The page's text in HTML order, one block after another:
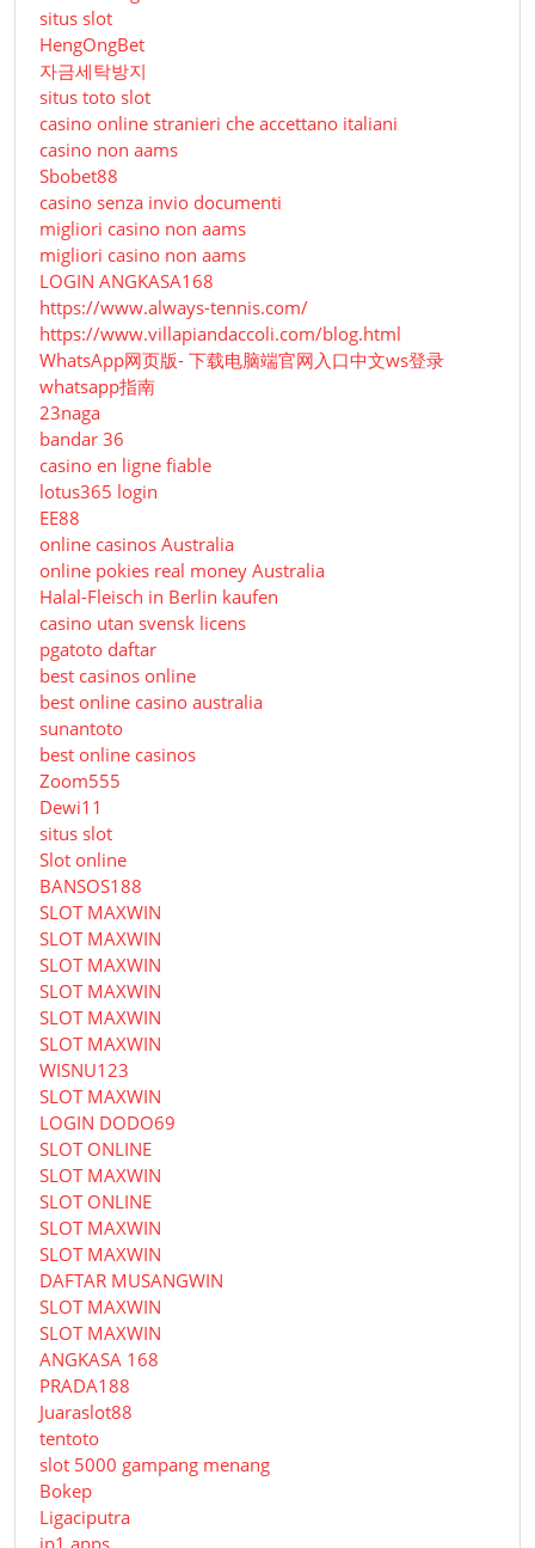
situs slot
HengOngBet
자금세탁방지
situs toto slot
casino online stranieri che accettano italiani
casino non aams
Sbobet88
casino senza invio documenti
migliori casino non aams
migliori casino non aams
LOGIN ANGKASA168
https://www.always-tennis.com/
https://www.villapiandaccoli.com/blog.html
WhatsApp网页版- 下载电脑端官网入口中文ws登录
whatsapp指南
23naga
bandar 36
casino en ligne fiable
lotus365 login
EE88
online casinos Australia
online pokies real money Australia
Halal-Fleisch in Berlin kaufen
casino utan svensk licens
pgatoto daftar
best casinos online
best online casino australia
sunantoto
best online casinos
Zoom555
Dewi11
situs slot
Slot online
BANSOS188
SLOT MAXWIN
SLOT MAXWIN
SLOT MAXWIN
SLOT MAXWIN
SLOT MAXWIN
SLOT MAXWIN
WISNU123
SLOT MAXWIN
LOGIN DODO69
SLOT ONLINE
SLOT MAXWIN
SLOT ONLINE
SLOT MAXWIN
SLOT MAXWIN
DAFTAR MUSANGWIN
SLOT MAXWIN
SLOT MAXWIN
ANGKASA 168
PRADA188
Juaraslot88
tentoto
slot 5000 gampang menang
Bokep
Ligaciputra
jp1 apps